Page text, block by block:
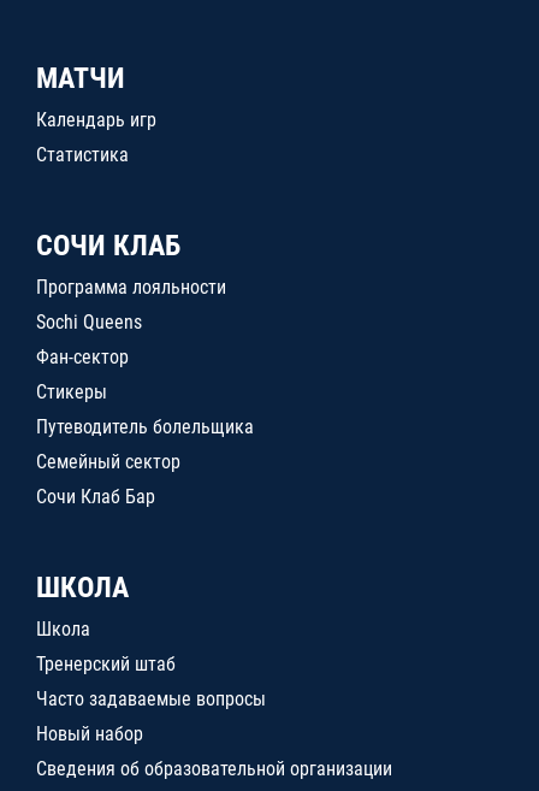
МАТЧИ
Календарь игр
Статистика
СОЧИ КЛАБ
Программа лояльности
Sochi Queens
Фан-сектор
Стикеры
Путеводитель болельщика
Семейный сектор
Сочи Клаб Бар
ШКОЛА
Школа
Тренерский штаб
Часто задаваемые вопросы
Новый набор
Сведения об образовательной организации